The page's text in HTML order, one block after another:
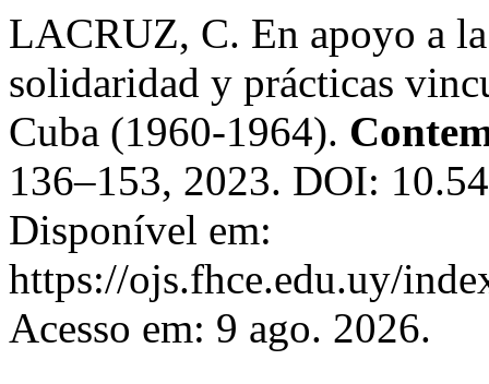
LACRUZ, C. En apoyo a
solidaridad y prácticas
Cuba (1960-1964).
136–153, 2023. DOI:
Disponível em:
https://ojs.fhce.edu.uy/
Acesso em: 9 ago. 2026.